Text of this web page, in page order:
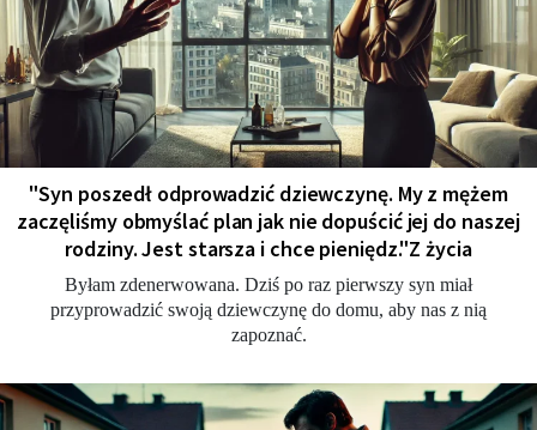
"Syn poszedł odprowadzić dziewczynę. My z mężem
zaczęliśmy obmyślać plan jak nie dopuścić jej do naszej
rodziny. Jest starsza i chce pieniędz."Z życia
Byłam zdenerwowana. Dziś po raz pierwszy syn miał
przyprowadzić swoją dziewczynę do domu, aby nas z nią
zapoznać.